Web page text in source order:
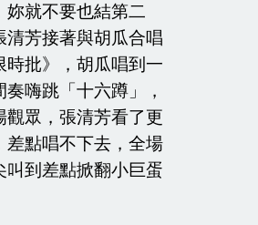
妳就不要也結第二
清芳接著與胡瓜合唱
時批》，胡瓜唱到一
奏嗨跳「十六蹲」，
觀眾，張清芳看了更
差點唱不下去，全場
叫到差點掀翻小巨蛋